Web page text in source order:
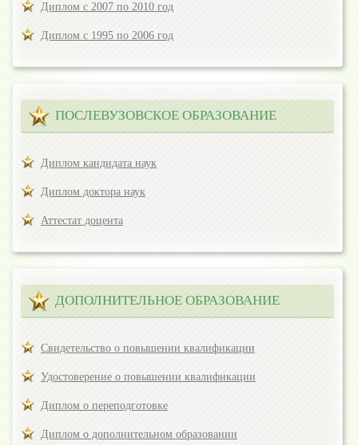
Диплом с 2007 по 2010 год
Диплом с 1995 по 2006 год
ПОСЛЕВУЗОВСКОЕ ОБРАЗОВАНИЕ
Диплом кандидата наук
Диплом доктора наук
Аттестат доцента
ДОПОЛНИТЕЛЬНОЕ ОБРАЗОВАНИЕ
Свидетельство о повышении квалификации
Удостоверение о повышении квалификации
Диплом о переподготовке
Диплом о дополнительном образовании